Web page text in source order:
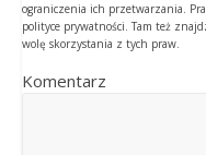
ograniczenia ich przetwarzania.
polityce prywatności. Tam też
wolę skorzystania z tych praw.
Komentarz